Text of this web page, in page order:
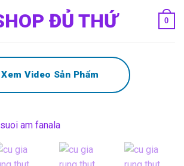
0
Xem Video Sản Phẩm